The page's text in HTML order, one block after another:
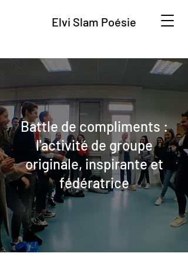
Elvi Slam Poésie
Battle de compliments :
l'activité de groupe
originale, inspirante et
fédératrice